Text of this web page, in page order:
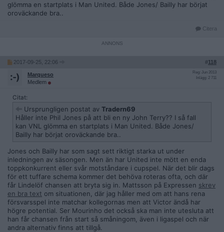
glömma en startplats i Man United. Både Jones/ Bailly har börjat
oroväckande bra..
Citera
2017-09-25, 22:06 #118
Marqueso
Medlem
Reg: Jun 2013
Inlägg: 2 711
Citat:
Ursprungligen postat av Tradern69
Håller inte Phil Jones på att bli en ny John Terry?? I så fall
kan VNL glömma en startplats i Man United. Både Jones/
Bailly har börjat oroväckande bra..
Jones och Bailly har som sagt sett riktigt starka ut under
inledningen av säsongen. Men än har United inte mött en enda
toppkonkurrent eller svår motståndare i cupspel. När det blir dags
för ett tuffare schema kommer det behöva roteras ofta, och där
får Lindelöf chansen att bryta sig in. Mattsson på Expressen skrev
en bra text om situationen, där jag håller med om att hans rena
försvarsspel inte matchar kollegornas men att Victor ändå har
högre potential. Ser Mourinho det också ska man inte utesluta att
han får chansen från start så småningom, även i ligaspel och när
andra alternativ finns att tillgå.